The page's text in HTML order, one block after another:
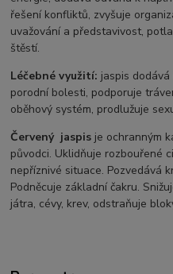
řešení konfliktů, zvyšuje
uvažování a představivost,
štěstí.
Léčebné využití: jaspis
porodní bolesti, podporuje
oběhový systém, prodlužuje
Červený jaspis je ochranným
původci. Uklidňuje rozbouřené
nepříznivé situace. Pozvedává
Podněcuje základní čakru.
játra, cévy, krev, odstraňuje